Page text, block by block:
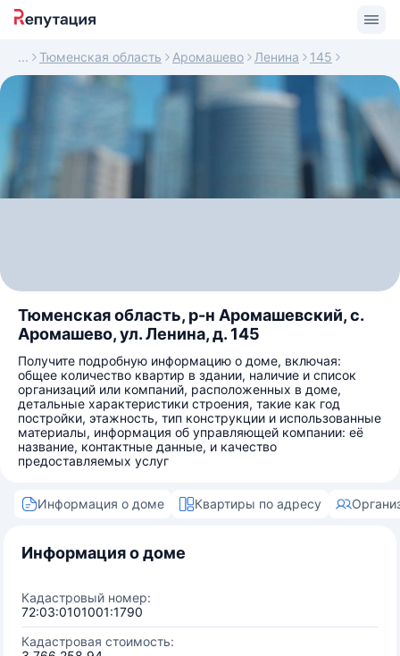
Тюменская область Аромашево Ленина 145
Тюменская область, р-н Аромашевский, с.
Аромашево, ул. Ленина, д. 145
Получите подробную информацию о доме, включая:
общее количество квартир в здании, наличие и список
организаций или компаний, расположенных в доме,
детальные характеристики строения, такие как год
постройки, этажность, тип конструкции и использованные
материалы, информация об управляющей компании: её
название, контактные данные, и качество
предоставляемых услуг
Информация о доме Квартиры по адресу
Информация о доме
Кадастровый номер:
72:03:0101001:1790
Кадастровая стоимость: